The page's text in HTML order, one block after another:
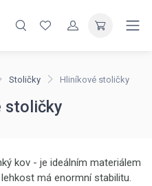
Stoličky Hliníkové stoličky
stoličky
kov - je ideálním materiálem
má enormní stabilitu.